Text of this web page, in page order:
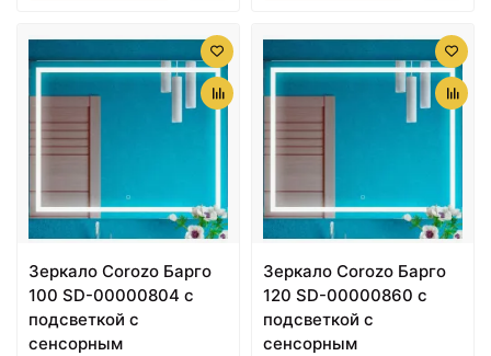
Зеркало Corozo Барго
100 SD-00000804 с
подсветкой с
сенсорным
Зеркало Corozo Барго
120 SD-00000860 с
подсветкой с
сенсорным